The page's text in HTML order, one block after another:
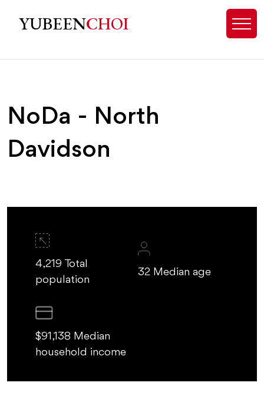
NoDa Real Estate, Charlotte NC
YUBEENCHOI
NoDa - North
Davidson
4,219 Total
population
32 Median age
$91,138 Median
household income